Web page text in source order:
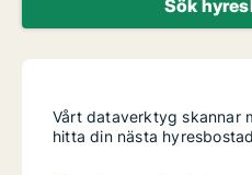
Sök
Vårt dataverktyg skannar
hitta din nästa hyresbostad